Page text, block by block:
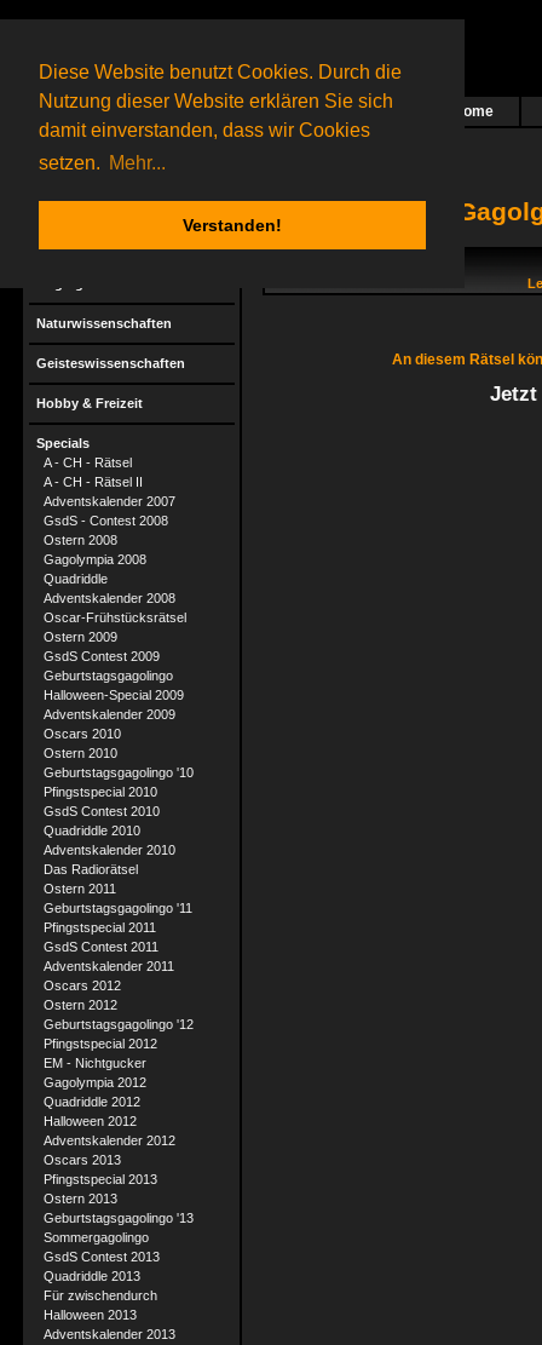
Diese Website benutzt Cookies. Durch die
Nutzung dieser Website erklären Sie sich
damit einverstanden, dass wir Cookies
setzen. Mehr...
Verstanden!
Das nächste Rätsel ist in Arbeit Home
14 Gagolganeronline(0 registrierte und 14 Gäste)
Gagolganer:
9732Rätsel online:
Naturwissenschaften
Geisteswissenschaften
Hobby & Freizeit
Specials
A - CH - Rätsel
A - CH - Rätsel II
Adventskalender 2007
GsdS - Contest 2008
Ostern 2008
Gagolympia 2008
Quadriddle
Adventskalender 2008
Oscar-Frühstücksrätsel
Ostern 2009
GsdS Contest 2009
Geburtstagsgagolingo
Halloween-Special 2009
Adventskalender 2009
Oscars 2010
Ostern 2010
Geburtstagsgagolingo '10
Pfingstspecial 2010
GsdS Contest 2010
Quadriddle 2010
Adventskalender 2010
Das Radiorätsel
Ostern 2011
Geburtstagsgagolingo '11
Pfingstspecial 2011
GsdS Contest 2011
Adventskalender 2011
Oscars 2012
Ostern 2012
Geburtstagsgagolingo '12
Pfingstspecial 2012
EM - Nichtgucker
Gagolympia 2012
Quadriddle 2012
Halloween 2012
Adventskalender 2012
Oscars 2013
Pfingstspecial 2013
Ostern 2013
Geburtstagsgagolingo '13
Sommergagolingo
GsdS Contest 2013
Quadriddle 2013
Für zwischendurch
Halloween 2013
Adventskalender 2013
An diesem Rätsel
Jetzt